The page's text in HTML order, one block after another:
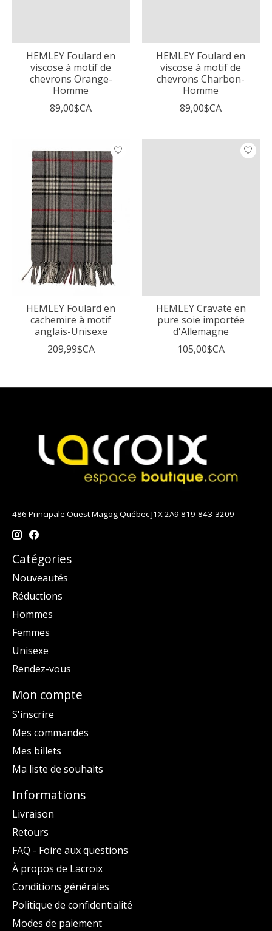
HEMLEY Foulard en
viscose à motif de
chevrons Orange-
Homme
89,00$CA
HEMLEY Foulard en
viscose à motif de
chevrons Charbon-
Homme
89,00$CA
HEMLEY Foulard en
cachemire à motif
anglais-Unisexe
209,99$CA
HEMLEY Cravate en
pure soie importée
d'Allemagne
105,00$CA
486 Principale Ouest Magog Québec J1X 2A9 819-843-3209
Catégories
Nouveautés
Réductions
Hommes
Femmes
Unisexe
Rendez-vous
Mon compte
S'inscrire
Mes commandes
Mes billets
Ma liste de souhaits
Informations
Livraison
Retours
FAQ - Foire aux questions
À propos de Lacroix
Conditions générales
Politique de confidentialité
Modes de paiement